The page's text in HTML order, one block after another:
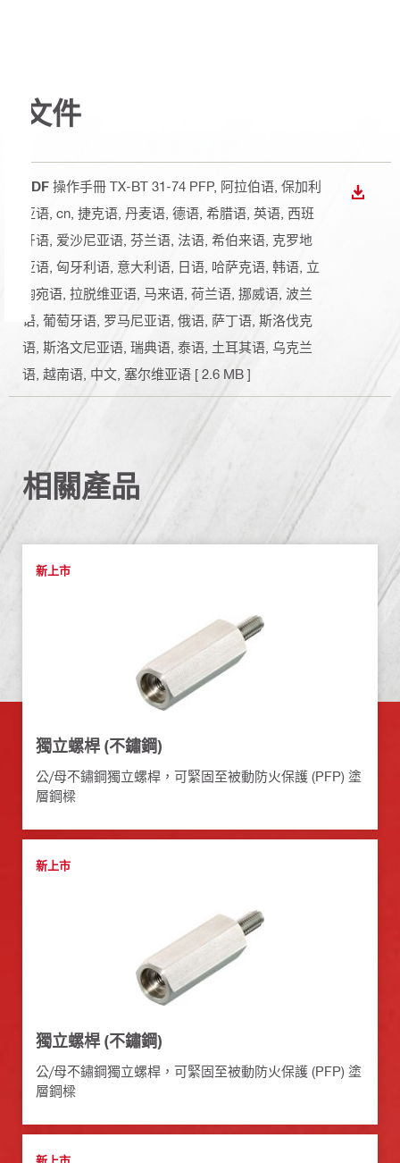
文件
PDF 操作手冊 TX-BT 31-74 PFP , 阿拉伯语, 保加利
亚语, cn, 捷克语, 丹麦语, 德语, 希腊语, 英语, 西班
牙语, 爱沙尼亚语, 芬兰语, 法语, 希伯来语, 克罗地
亚语, 匈牙利语, 意大利语, 日语, 哈萨克语, 韩语, 立
陶宛语, 拉脱维亚语, 马来语, 荷兰语, 挪威语, 波兰
语, 葡萄牙语, 罗马尼亚语, 俄语, 萨丁语, 斯洛伐克
语, 斯洛文尼亚语, 瑞典语, 泰语, 土耳其语, 乌克兰
语, 越南语, 中文, 塞尔维亚语 [ 2.6 MB ]
下載
相關產品
新上市
獨立螺桿 (不鏽鋼)
公/母不鏽鋼獨立螺桿，可緊固至被動防火保護 (PFP) 塗
層鋼樑
新上市
獨立螺桿 (不鏽鋼)
公/母不鏽鋼獨立螺桿，可緊固至被動防火保護 (PFP) 塗
層鋼樑